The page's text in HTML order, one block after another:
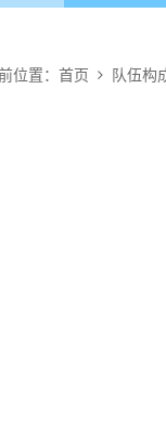
位置： 首页 队伍构